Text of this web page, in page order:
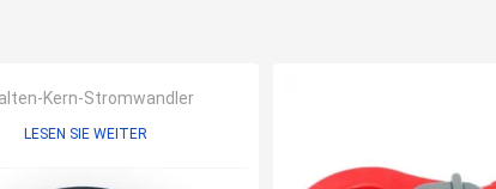
Kern-Stromwandler
LESEN SIE WEITER